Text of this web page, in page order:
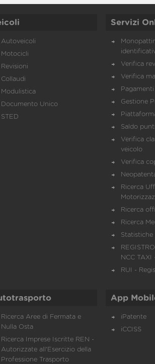
Autoveicoli
Motocicli
Revisioni
Collaudi
Modulistica
Documento Unico
STED
Servizi
Verifica
Verifica
Gestione
Saldo
Verifica
veicolo
Verifica
Ricerca
Ricerca
Ricerca
NCC TAXI
RUI -
Ricerca Aree di Fermata e
Nulla Osta
Ricerca Imprese Iscritte REN -
Autorizzate all'Esercizio della
Professione Trasporto
App
iPatente
iCCISS